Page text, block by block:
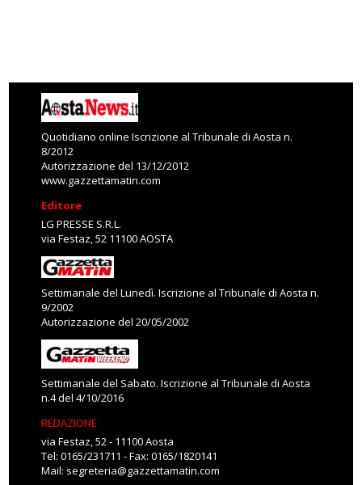
Quotidiano online Iscrizione al Tribunale di Aosta n.
8/2012
Autorizzazione del 13/12/2012
www.gazzettamatin.com
Editore
LG PRESSE S.R.L.
via Festaz, 52 11100 AOSTA
Settimanale del Lunedì. Iscrizione al Tribunale di Aosta n.
9/2002
Autorizzazione del 20/05/2002
Settimanale del Sabato. Iscrizione al Tribunale di Aosta
n.4 del 4/10/2016
REDAZIONE
via Festaz, 52 - 11100 Aosta
Tel: 0165/231711 - Fax: 0165/1820141
Mail: segreteria@gazzettamatin.com